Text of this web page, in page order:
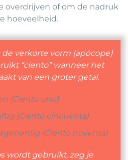
overdrijven of om de nadruk
hoeveelheid.
de verkorte vorm (apócope)
“ciento” wanneer het
van een groter getal.
(Ciento uno)
(Ciento cincuenta)
(Ciento noventa)
wordt gebruikt, zeg je